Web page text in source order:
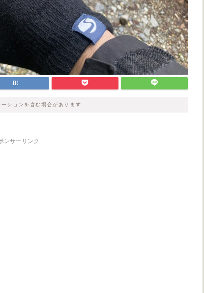
ションを含む場合があります
ンサーリンク